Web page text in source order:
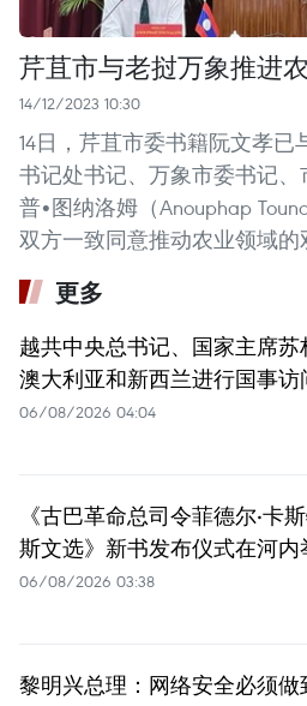
芹苴市与老挝万象推进
14/12/2023 10:30
14日，芹苴市委书籍阮文孝
书记处书记、万象市委书记
普•图纳洛姆（Anouphap
双方一致同意推动农业领域的
更多
越共中央总书记、国家主席苏
澳大利亚和新西兰进行国事访
06/08/2026 04:04
《古巴革命总司令菲德尔·卡
斯文选》新书发布仪式在河内
06/08/2026 03:38
黎明兴总理：网络安全必须做